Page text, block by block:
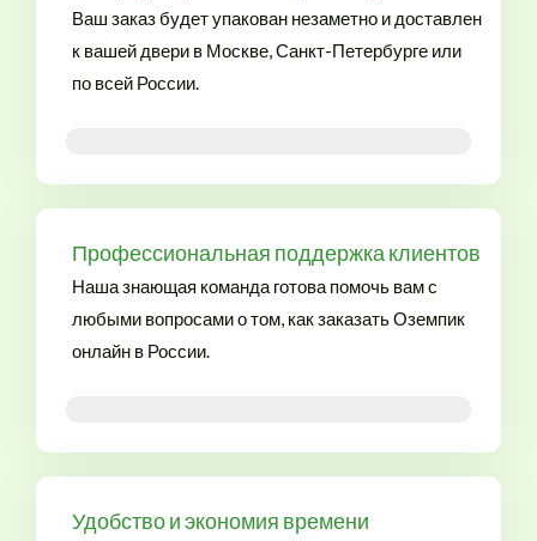
Ваш заказ будет упакован незаметно и доставлен
к вашей двери в Москве, Санкт-Петербурге или
по всей России.
Профессиональная поддержка клиентов
Наша знающая команда готова помочь вам с
любыми вопросами о том, как заказать Оземпик
онлайн в России.
Удобство и экономия времени